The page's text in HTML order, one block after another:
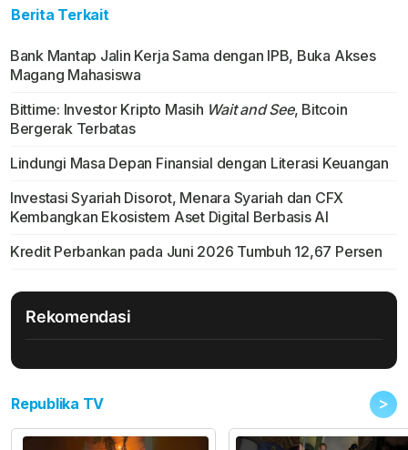
Berita Terkait
Bank Mantap Jalin Kerja Sama dengan IPB, Buka Akses
Magang Mahasiswa
Bittime: Investor Kripto Masih Wait and See, Bitcoin
Bergerak Terbatas
Lindungi Masa Depan Finansial dengan Literasi Keuangan
Investasi Syariah Disorot, Menara Syariah dan CFX
Kembangkan Ekosistem Aset Digital Berbasis AI
Kredit Perbankan pada Juni 2026 Tumbuh 12,67 Persen
Rekomendasi
Republika TV >